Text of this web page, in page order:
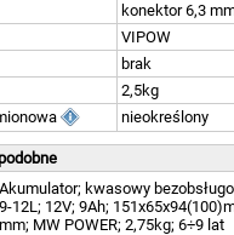
konektor 6,3
VIPOW
brak
2,5kg
nieokreślony
Akumulator; kwasowy
9-12L; 12V; 9Ah;
mm; MW POWER; 2,75kg; 6÷9 lat